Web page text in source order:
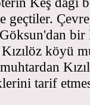
geçtiler.
bir
köyü
tarif